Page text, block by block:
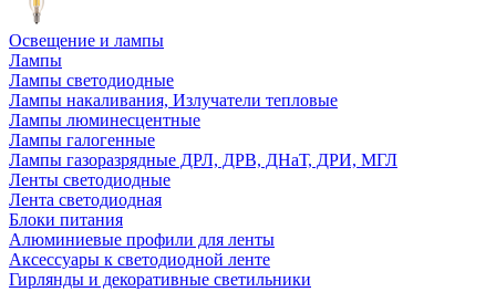
Освещение и лампы
Лампы
Лампы светодиодные
Лампы накаливания, Излучатели тепловые
Лампы люминесцентные
Лампы галогенные
Лампы газоразрядные ДРЛ, ДРВ, ДНаТ, ДРИ, МГЛ
Ленты светодиодные
Лента светодиодная
Блоки питания
Алюминиевые профили для ленты
Аксессуары к светодиодной ленте
Гирлянды и декоративные светильники